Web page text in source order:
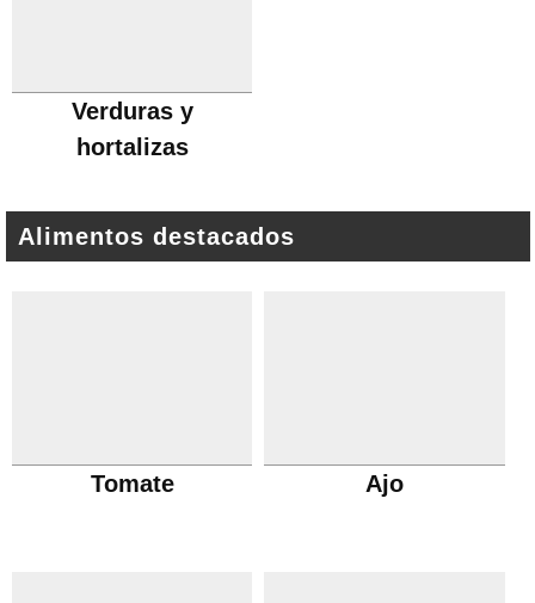
Verduras y
hortalizas
Alimentos destacados
Tomate Ajo